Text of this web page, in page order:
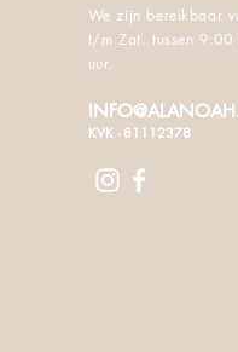
We zijn bereikbaar
t/m Zat. tussen 9:00
uur.
KVK - 81112378